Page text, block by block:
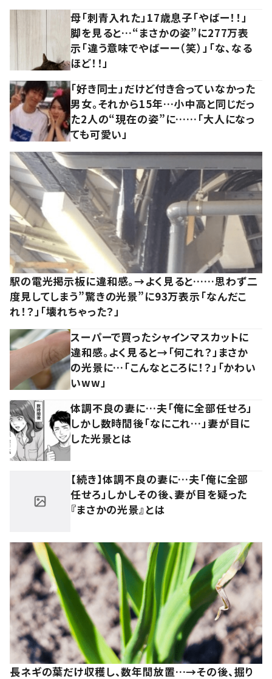
母「刺青入れた」17歳息子「やばー！！」
脚を見ると…“まさかの姿”に277万表
示「違う意味でやばーー（笑）」「な、なる
ほど！！」
「好き同士」だけど付き合っていなかった
男女。それから15年…小中高と同じだっ
た2人の“現在の姿”に……「大人になっ
ても可愛い」
駅の電光掲示板に違和感。→よく見ると……思わず二
度見してしまう”驚きの光景”に93万表示「なんだこ
れ！？」「壊れちゃった？」
スーパーで買ったシャインマスカットに
違和感。よく見ると→「何これ？」まさか
の光景に…「こんなところに！？」「かわい
いww」
体調不良の妻に…夫「俺に全部任せろ」
しかし数時間後「なにこれ…」妻が目に
した光景とは
【続き】体調不良の妻に…夫「俺に全部
任せろ」しかしその後、妻が目を疑った
『まさかの光景』とは
長ネギの葉だけ収穫し、数年間放置…→その後、掘り